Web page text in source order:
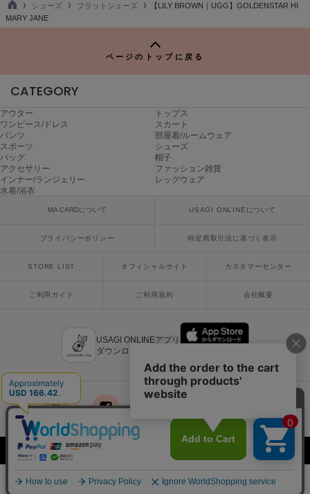
ORGUE
オルグ
PATRICK
パトリック
Philly chocolate
フィリーチョコレート
poláura
Reebok
サンリオハウス
SESAME STREET MARKET
セサミストリートマーケット
SHAKA
シャカ
¥26,400税込 カートに入れる
TO
P
シューズ フラットシューズ
【LILY BROWN｜UGG】GOLDENSTAR HI
MARY JANE
ページのトップに戻る
CATEGORY
アウター
トップス
ワンピース/ドレス
スカート
パンツ
部屋着/ルームウェア
スポーツ
シューズ
バッグ
帽子
アクセサリー
ファッション雑貨
インナー/ランジェリー
レッグウェア
水着/浴衣
MA CARDについて USAGI ONLINEについて
プライバシーポリシー 特定商取引法に基づく表示
STORE LIST オフィシャルサイト カスタマーセンター
ご利用ガイド ご利用規約 会社概要
USAGI ONLINEアプリ
ダウンロードはこちら
x facebook LINE mail
Copyright © 2018 Usagi Online Co.,Ltd. All Rights Reserved.